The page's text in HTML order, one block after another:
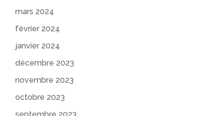
mars 2024
février 2024
janvier 2024
décembre 2023
novembre 2023
octobre 2023